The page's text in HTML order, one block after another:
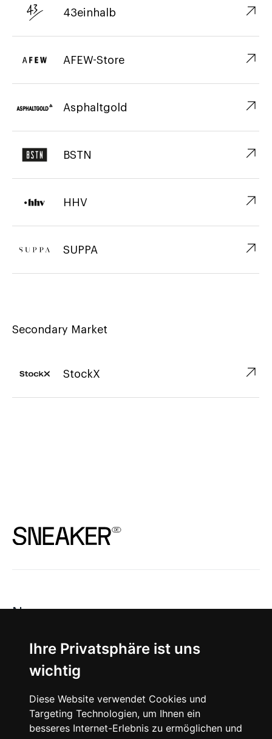
Ihre Privatsphäre ist uns
wichtig
Diese Website verwendet Cookies und
Targeting Technologien, um Ihnen ein
besseres Internet-Erlebnis zu ermöglichen und
43einhalb ↗︎
AFEW-Store ↗︎
Asphaltgold ↗︎
BSTN ↗︎
HHV ↗︎
SUPPA ↗︎
Secondary Market
StockX ↗︎
News
About
Instagram
Facebook